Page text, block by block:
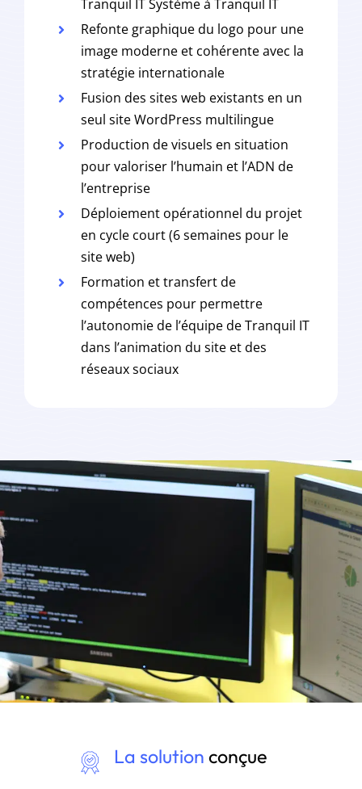
Tranquil IT Système à Tranquil IT
Refonte graphique du logo pour une
image moderne et cohérente avec la
stratégie internationale
Fusion des sites web existants en un
seul site WordPress multilingue
Production de visuels en situation
pour valoriser l’humain et l’ADN de
l’entreprise
Déploiement opérationnel du projet
en cycle court (6 semaines pour le
site web)
Formation et transfert de
compétences pour permettre
l’autonomie de l’équipe de Tranquil IT
dans l’animation du site et des
réseaux sociaux
La solution conçue